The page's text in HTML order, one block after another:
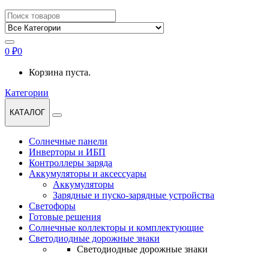
Найти:
0 ₽0
Корзина пуста.
Категории
КАТАЛОГ
Солнечные панели
Инверторы и ИБП
Контроллеры заряда
Аккумуляторы и аксессуары
Аккумуляторы
Зарядные и пуско-зарядные устройства
Светофоры
Готовые решения
Солнечные коллекторы и комплектующие
Светодиодные дорожные знаки
Светодиодные дорожные знаки